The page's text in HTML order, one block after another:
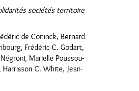
sociétés territoire
de Coninck, Bernard
Frédéric C. Godart,
Marielle Poussou-
Harrisson C. White, Jean-